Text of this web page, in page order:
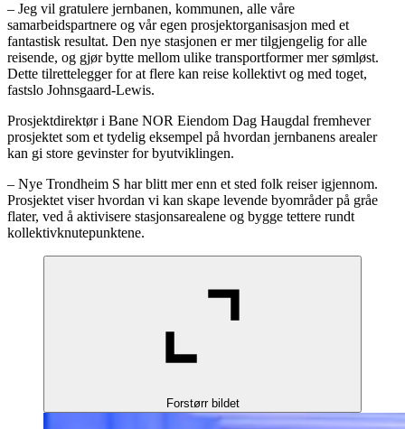
– Jeg vil gratulere jernbanen, kommunen, alle våre
samarbeidspartnere og vår egen prosjektorganisasjon med et
fantastisk resultat. Den nye stasjonen er mer tilgjengelig for alle
reisende, og gjør bytte mellom ulike transportformer mer sømløst.
Dette tilrettelegger for at flere kan reise kollektivt og med toget,
fastslo Johnsgaard-Lewis.
Prosjektdirektør i Bane NOR Eiendom Dag Haugdal fremhever
prosjektet som et tydelig eksempel på hvordan jernbanens arealer
kan gi store gevinster for byutviklingen.
– Nye Trondheim S har blitt mer enn et sted folk reiser igjennom.
Prosjektet viser hvordan vi kan skape levende byområder på gråe
flater, ved å aktivisere stasjonsarealene og bygge tettere rundt
kollektivknutepunktene.
Forstørr bildet